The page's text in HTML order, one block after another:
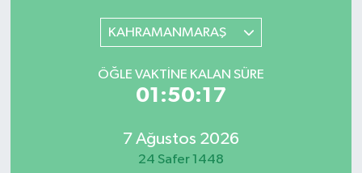
KAHRAMANMARAŞ
ÖĞLE VAKTINE KALAN SÜRE
01:50:17
7 Ağustos 2026
24 Safer 1448